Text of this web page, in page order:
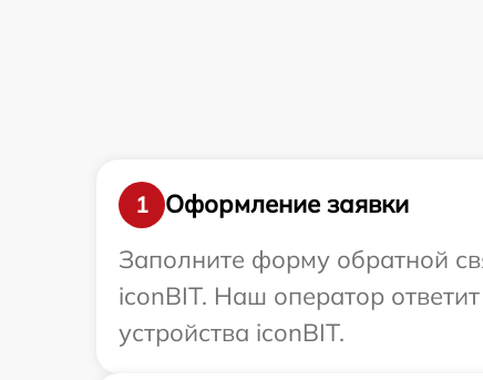
1
Оформление заявки
Заполните форму обратной
iconBIT. Наш оператор
устройства iconBIT.